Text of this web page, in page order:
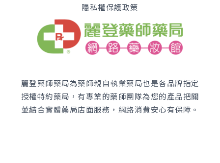
隱私權保護政策
麗登藥師藥局為藥師親自執業藥局也是各品牌指定
授權特約藥局，有專業的藥師團隊為您的產品把關
並結合實體藥局店面服務，網路消費安心有保障。